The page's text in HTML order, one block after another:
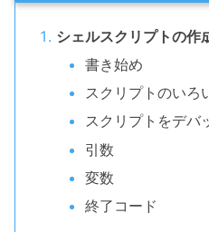
シェルスクリプトの作
書き始め
スクリプトのいろ
スクリプトをデバ
引数
変数
終了コード